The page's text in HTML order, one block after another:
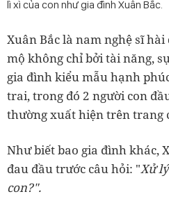
lì xì của con như gia đình Xuân Bắc.
Xuân Bắc là nam nghệ sĩ
mộ không chỉ bởi tài năng,
gia đình kiểu mẫu hạnh
trai, trong đó 2 người con
thường xuất hiện trên trang
Như biết bao gia đình khác,
đau đầu trước câu hỏi: "Xử
con?".